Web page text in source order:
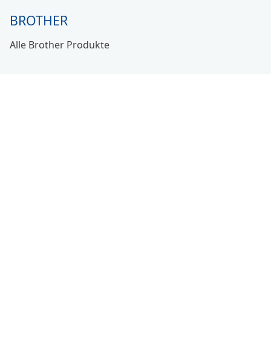
BROTHER
Alle Brother Produkte